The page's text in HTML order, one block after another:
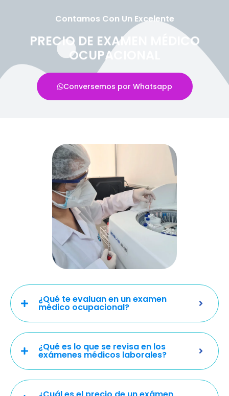
Contamos Con Un Excelente
PRECIO DE EXAMEN MÉDICO
OCUPACIONAL
Conversemos por Whatsapp
¿Qué te evaluan en un examen
médico ocupacional?
¿Qué es lo que se revisa en los
exámenes médicos laborales?